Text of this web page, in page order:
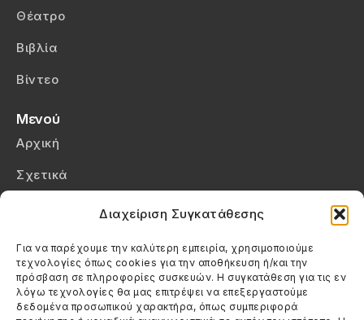
Διαχείριση Συγκατάθεσης
Για να παρέχουμε την καλύτερη εμπειρία, χρησιμοποιούμε
τεχνολογίες όπως cookies για την αποθήκευση ή/και την
πρόσβαση σε πληροφορίες συσκευών. Η συγκατάθεση για τις εν
λόγω τεχνολογίες θα μας επιτρέψει να επεξεργαστούμε
δεδομένα προσωπικού χαρακτήρα, όπως συμπεριφορά
Θέατρο
Βιβλία
Βίντεο
Μενού
Αρχική
Σχετικά
Πολιτική Cookies (ΕΕ)
Στοιχεία Επικοινωνίας